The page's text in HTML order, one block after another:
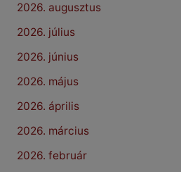
2026. augusztus
2026. július
2026. június
2026. május
2026. április
2026. március
2026. február